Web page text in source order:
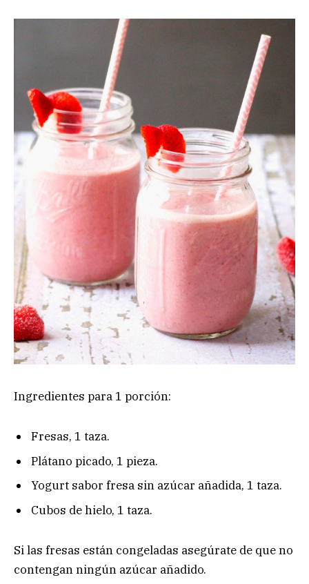
Ingredientes para 1 porción:
Fresas, 1 taza.
Plátano picado, 1 pieza.
Yogurt sabor fresa sin azúcar añadida, 1 taza.
Cubos de hielo, 1 taza.
Si las fresas están congeladas asegúrate de que no
contengan ningún azúcar añadido.